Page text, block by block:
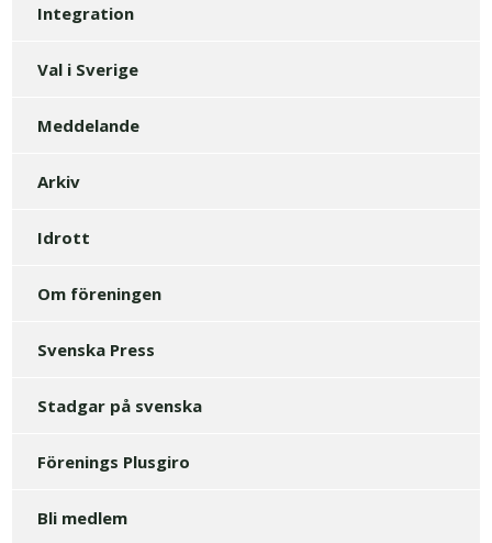
Integration
Val i Sverige
Meddelande
Arkiv
Idrott
Om föreningen
Svenska Press
Stadgar på svenska
Förenings Plusgiro
Bli medlem